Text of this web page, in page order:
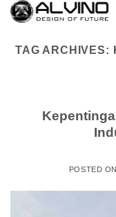
Skip
TAG ARCHIVES:
POSTED ON